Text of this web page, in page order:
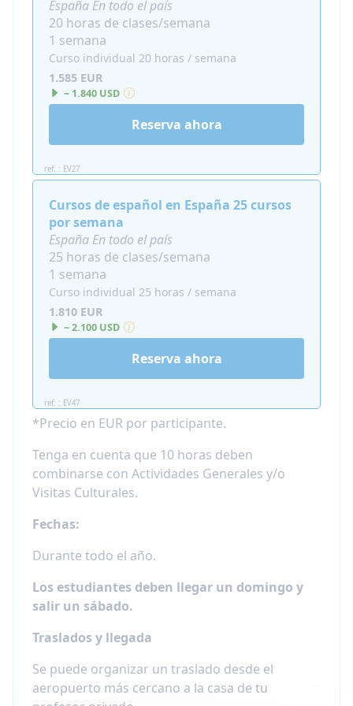
¿Cuándo se ofrece el curso de
idiomas privado en casa del
profesor?
Este programa es muy flexible:
Disponible todo el año ofrecido en muchos
destinos diferentes y muchos países.
El programa está hecho a tu medida: ¡tú
eliges cuándo empiezas y cuánto tiempo te
quedas!
¿Para quién es adecuada la
inmersión lingüística en casa?
Sugerimos el programa en casa de este
profesor de idiomas, por ejemplo, para:
Adolescentes que necesitan mejorar de
forma rápida y eficaz sus notas en idiomas
preparar una prueba oficial de idioma
Profesionales que quieran impulsar su
carrera
Niños con necesidades o habilidades
especiales.
¡Todos los que quieran tener una inmersión
experimentar un país desde dentro!
España En todo el país
20 horas de clases/semana
1 semana
Curso individual 20 horas / semana
1.585 EUR
~ 1.840 USD
ref. : EV27
Reserva ahora
Cursos de español en España 25 cursos
por semana
España En todo el país
25 horas de clases/semana
1 semana
Curso individual 25 horas / semana
1.810 EUR
~ 2.100 USD
ref. : EV47
Reserva ahora
*Precio en EUR por participante.
Tenga en cuenta que 10 horas deben
combinarse con Actividades Generales y/o
Visitas Culturales.
Fechas:
Durante todo el año.
Los estudiantes deben llegar un domingo y
salir un sábado.
Traslados y llegada
Se puede organizar un traslado desde el
aeropuerto más cercano a la casa de tu